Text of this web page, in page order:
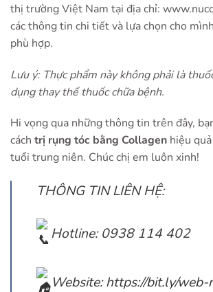
thị trường Việt Nam tại địa chỉ:
các thông tin chi tiết và lựa chọn cho
phù hợp.
Lưu ý: Thực phẩm này không phải là
dụng thay thế thuốc chữa bệnh.
Hi vọng qua những thông tin trên đây,
cách trị rụng tóc bằng Collagen hiệu
tuổi trung niên. Chúc chị em luôn xinh!
THÔNG TIN LIÊN HỆ:
Hotline: 0938 114 402
Website:https://bit.ly/web-